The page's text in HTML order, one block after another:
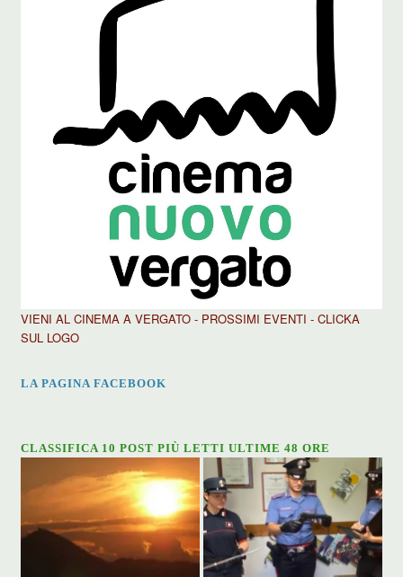
VIENI AL CINEMA A VERGATO - PROSSIMI EVENTI - CLICKA
SUL LOGO
LA PAGINA FACEBOOK
CLASSIFICA 10 POST PIÙ LETTI ULTIME 48 ORE